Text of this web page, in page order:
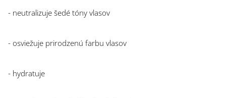
- neutralizuje šedé tóny vlasov
- osviežuje prirodzenú farbu vlasov
- hydratuje